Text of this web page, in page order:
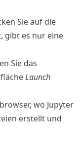
Sie auf die
gibt es nur eine
Sie das
Launch
wo Jupyter
erstellt und